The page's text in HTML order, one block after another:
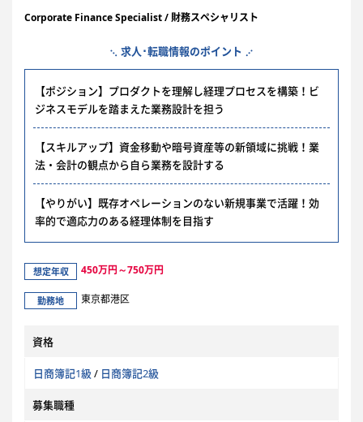
Corporate Finance Specialist / 財務スペシャリスト
求人･転職情報のポイント
【ポジション】プロダクトを理解し経理プロセスを構築！ビ
ジネスモデルを踏まえた業務設計を担う
【スキルアップ】資金移動や暗号資産等の新領域に挑戦！業
法・会計の観点から自ら業務を設計する
【やりがい】既存オペレーションのない新規事業で活躍！効
率的で適応力のある経理体制を目指す
想定年収 450万円～750万円
勤務地 東京都港区
資格
日商簿記1級 / 日商簿記2級
募集職種